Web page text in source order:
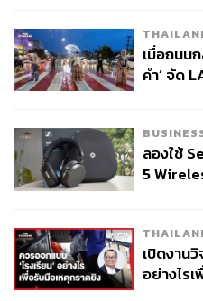
กระทรวงการอุดมศึกษา วิ
นวัตกรรม
อ๊อด-วีรชัย พุทธวงศ์
ศ
เมื่อถนน
คำ’ จัด
ลองใช้
5
เปิดงาน
อย่างไร